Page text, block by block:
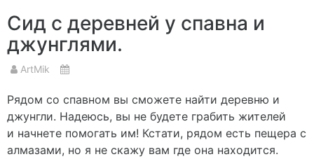
Сид с деревней у спавна и
джунглями.
ArtMik
Рядом со спавном вы сможете найти деревню и
джунгли. Надеюсь, вы не будете грабить жителей
и начнете помогать им! Кстати, рядом есть пещера с
алмазами, но я не скажу вам где она находится.